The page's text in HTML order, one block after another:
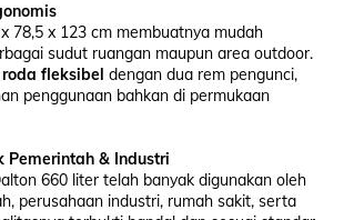
78,5 x 123 cm membuatnya mudah
sudut ruangan maupun area outdoor.
fleksibel dengan dua rem pengunci,
penggunaan bahkan di permukaan
Pemerintah & Industri
660 liter telah banyak digunakan oleh
perusahaan industri, rumah sakit, serta